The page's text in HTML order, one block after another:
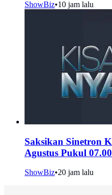
ShowBiz•10 jam lalu
Saksikan Sinetron
Agustus Pukul
ShowBiz•20 jam lalu